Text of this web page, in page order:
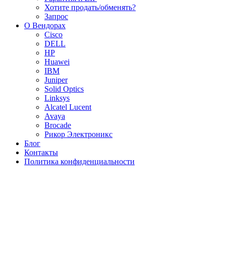
Хотите продать/обменять?
Запрос
О Вендорах
Cisco
DELL
HP
Huawei
IBM
Juniper
Solid Optics
Linksys
Alcatel Lucent
Avaya
Brocade
Рикор Электроникс
Блог
Контакты
Политика конфиденциальности